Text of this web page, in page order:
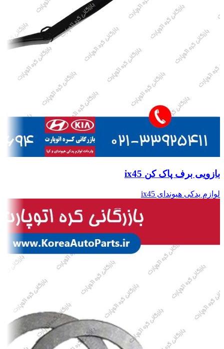
بازویی برف پاک کن ix45
لوازم یدکی هیوندای ix45